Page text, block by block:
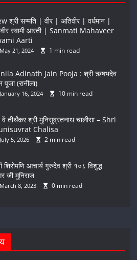
श्री सन्मति | वीर | अतिवीर | वर्धमान |
स्वामी आरती | Sanmati Mahaveer
Aarti
May 21, 2024 1 min read
Adinath Jain Pooja : श्री ऋषभदेव
पूजा (रानीला)
January 16, 2024 10 min read
तीर्थंकर श्री मुनिसुव्रतनाथ चालीसा – Shri
Chalisa
July 5, 2026 2 min read
शिरोमणि आचार्य गुरुदेव श्री १०८ विशुद्ध
जी मुनिराज
March 8, 2023 0 min read